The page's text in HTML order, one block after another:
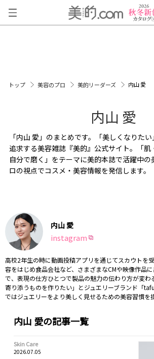
トップ 美容のプロ 美的リーダーズ 内山 愛
内山 愛
「内山 愛」のまとめです。「美しくなりた
追求する美容雑誌『美的』公式サイト。「
自分で磨く」をテーマに美的本誌で活躍中
ロの視点でコスメ・美容情報を発信します。
内山 愛
instagram
高校2年生の時に動画投稿アプリを通じてスカウトを
容をはじめ食品会社など、さまざまなCMや映像作品
で、表現の仕方ひとつで製品の魅力の伝わり方が変わ
寄り添うものを作りたい」とジュエリーブランド「
ではジュエリーをより美しく見せるための美容習慣を
内山 愛の記事一覧
Skin Care
2026.07.05